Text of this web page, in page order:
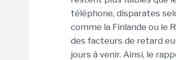
téléphone, disparates
comme la Finlande ou le
des facteurs de retard
jours à venir. Ainsi, le